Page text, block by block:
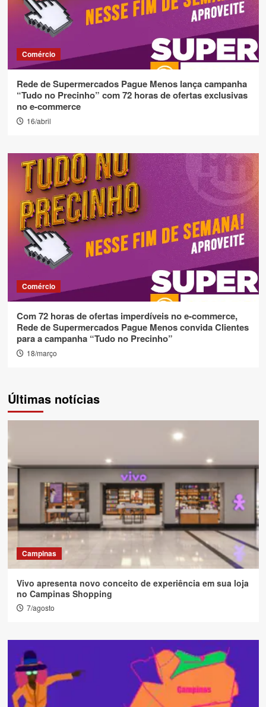
Comércio
Rede de Supermercados Pague Menos lança campanha
“Tudo no Precinho” com 72 horas de ofertas exclusivas
no e-commerce
16/abril
Comércio
Com 72 horas de ofertas imperdíveis no e-commerce,
Rede de Supermercados Pague Menos convida Clientes
para a campanha “Tudo no Precinho”
18/março
Últimas notícias
Campinas
Vivo apresenta novo conceito de experiência em sua loja
no Campinas Shopping
7/agosto